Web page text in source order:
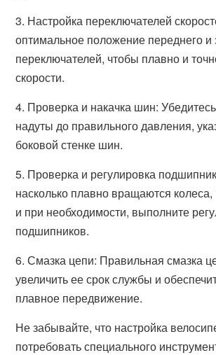
3. Настройка переключателей
оптимальное положение переднего и
переключателей, чтобы плавно и
скорости.
4. Проверка и накачка шин:
надуты до правильного давления,
боковой стенке шин.
5. Проверка и регулировка
насколько плавно вращаются
и при необходимости, выполните
подшипников.
6. Смазка цепи: Правильная смазка
увеличить ее срок службы и
плавное передвижение.
Не забывайте, что настройка
потребовать специального